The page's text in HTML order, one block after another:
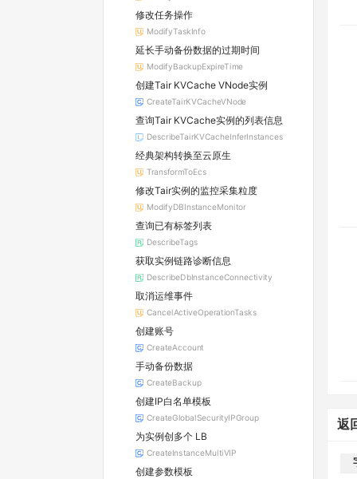
修改任务操作
ModifyTaskInfo
延长手动备份数据的过期时间
ModifyBackupExpireTime
创建Tair KVCache VNode实例
CreateTairKVCacheVNode
查询Tair KVCache实例的列表信息
DescribeTairKVCacheInferInstances
经典架构转换至云原生
TransformToEcs
修改Tair实例的监控采集粒度
ModifyDBInstanceMonitor
查询已有标签列表
DescribeTags
获取实例链路诊断信息
DescribeDbInstanceConnectivity
取消运维事件
CancelActiveOperationTasks
创建账号
CreateAccount
手动备份数据
CreateBackup
创建IP白名单模板
CreateGlobalSecurityIPGroup
为实例创多个 LB
CreateInstanceMultiVIP
创建参数模板
返